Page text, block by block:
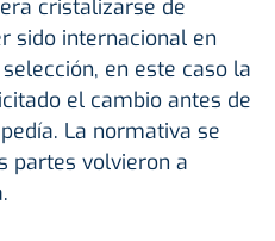
cristalizarse de
sido internacional en
en este caso la
el cambio antes de
La normativa se
partes volvieron a